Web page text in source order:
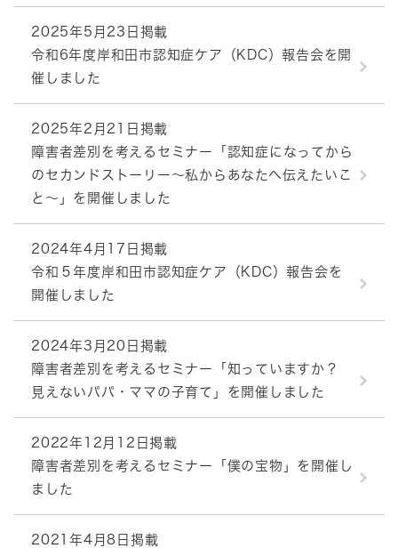
2025年5月23日掲載
令和6年度岸和田市認知症ケア（KDC）報告会を開
催しました
2025年2月21日掲載
障害者差別を考えるセミナー「認知症になってから
のセカンドストーリー～私からあなたへ伝えたいこ
と～」を開催しました
2024年4月17日掲載
令和５年度岸和田市認知症ケア（KDC）報告会を
開催しました
2024年3月20日掲載
障害者差別を考えるセミナー「知っていますか？
見えないパパ・ママの子育て」を開催しました
2022年12月12日掲載
障害者差別を考えるセミナー「僕の宝物」を開催し
ました
2021年4月8日掲載